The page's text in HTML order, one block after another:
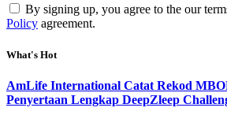
By signing up, you agree to the our
Policy agreement.
What's Hot
AmLife International Catat Rekod
Penyertaan Lengkap DeepZleep